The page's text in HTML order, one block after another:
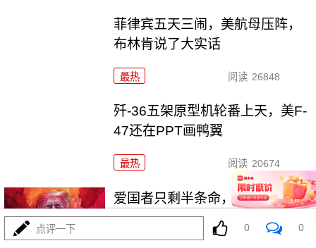
菲律宾五天三闹，美航母压阵，
布林肯说了大实话
最热 阅读 26848
歼-36五架原型机轮番上天，美F-
47还在PPT画鸭翼
最热 阅读 20674
爱国者只剩半条命，美军却拉着
沙特去伊拉克踩雷
点评一下 0 0